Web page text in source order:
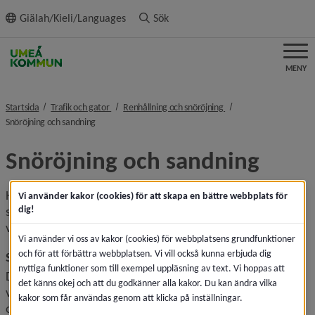
innehållet
Giälah/Kieli/Languages Sök
MENY
Startsida Trafik och gator nivå i brödsmulenavigeringen
Renhållning och snöröjning nivå i
Snöröjning och sandningnivå i brödsmulenavigeringen
Snöröjning och sandning
Här finns information om vinterväghållning via en
snödagbok och plogkarta, och länkar till information om
väder och trafik.
Snödagbok
Du kan prenumerera och få ett mejl med information om
var, hur och när arbete med snöröjning, halkbekämpning
och annan vinterväghållning pågår. Den uppdateras av
Vi använder kakor (cookies) för att skapa en bättre webbplats för
dig!
Vi använder vi oss av kakor (cookies) för webbplatsens grundfunktioner
och för att förbättra webbplatsen. Vi vill också kunna erbjuda dig
nyttiga funktioner som till exempel uppläsning av text. Vi hoppas att
det känns okej och att du godkänner alla kakor. Du kan ändra vilka
kakor som får användas genom att klicka på inställningar.